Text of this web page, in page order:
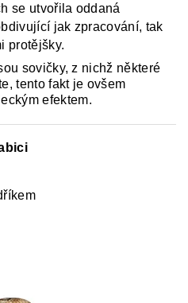
se utvořila oddaná
jak zpracování, tak
protějšky.
sovičky, z nichž některé
tento fakt je ovšem
efektem.